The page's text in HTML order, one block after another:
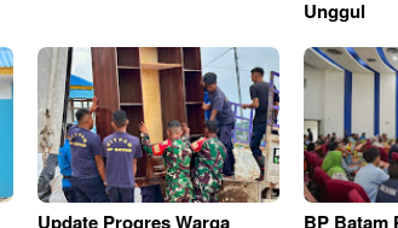
Unggul
Update Progres Warga BP Batam